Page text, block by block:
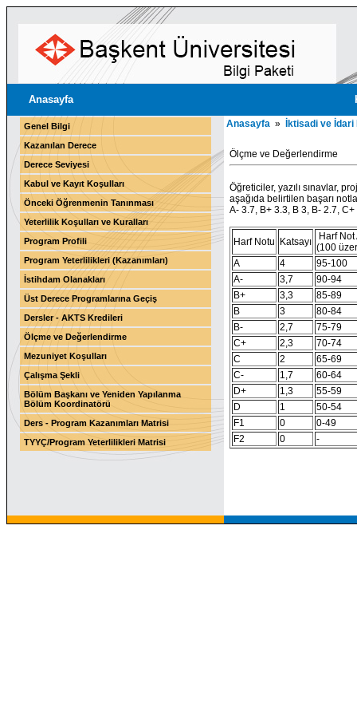
Anasayfa
Genel Bilgi
Kazanılan Derece
Derece Seviyesi
Kabul ve Kayıt Koşulları
Önceki Öğrenmenin Tanınması
Yeterlilik Koşulları ve Kuralları
Program Profili
Program Yeterlilikleri (Kazanımları)
İstihdam Olanakları
Üst Derece Programlarına Geçiş
Dersler - AKTS Kredileri
Ölçme ve Değerlendirme
Mezuniyet Koşulları
Çalışma Şekli
Bölüm Başkanı ve Yeniden Yapılanma
Bölüm Koordinatörü
Ders - Program Kazanımları Matrisi
TYYÇ/Program Yeterlilikleri Matrisi
Anasayfa » İktisadi ve
Ölçme ve Değerlendirme
Öğreticiler, yazılı sınavlar,
aşağıda belirtilen başarı
A- 3.7, B+ 3.3, B 3, B- 2.7,
Harf Notu Katsayı
Harf Not
(100
A
4
95-100
A-
3,7
90-94
B+
3,3
85-89
B
3
80-84
B-
2,7
75-79
C+
2,3
70-74
C
2
65-69
C-
1,7
60-64
D+
1,3
55-59
D
1
50-54
F1
0
0-49
F2
0 -